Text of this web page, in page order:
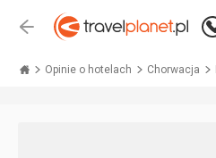
Wstecz
Opinie o hotelach Chorwacja